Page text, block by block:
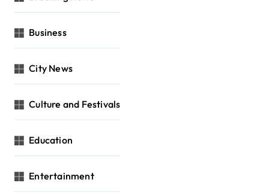
Business
City News
Culture and Festivals
Education
Entertainment